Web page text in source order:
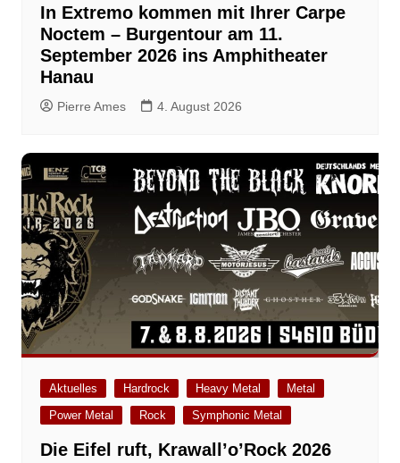
In Extremo kommen mit Ihrer Carpe
Noctem – Burgentour am 11.
September 2026 ins Amphitheater
Hanau
Pierre Ames 4. August 2026
Aktuelles Hardrock Heavy Metal
Metal
Power Metal
Rock Symphonic Metal
Die Eifel ruft, Krawall’o’Rock 2026